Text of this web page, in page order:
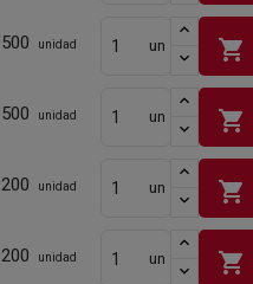
500 unidad un shopping_cart
500 unidad un shopping_cart
200 unidad un shopping_cart
200 unidad un shopping_cart